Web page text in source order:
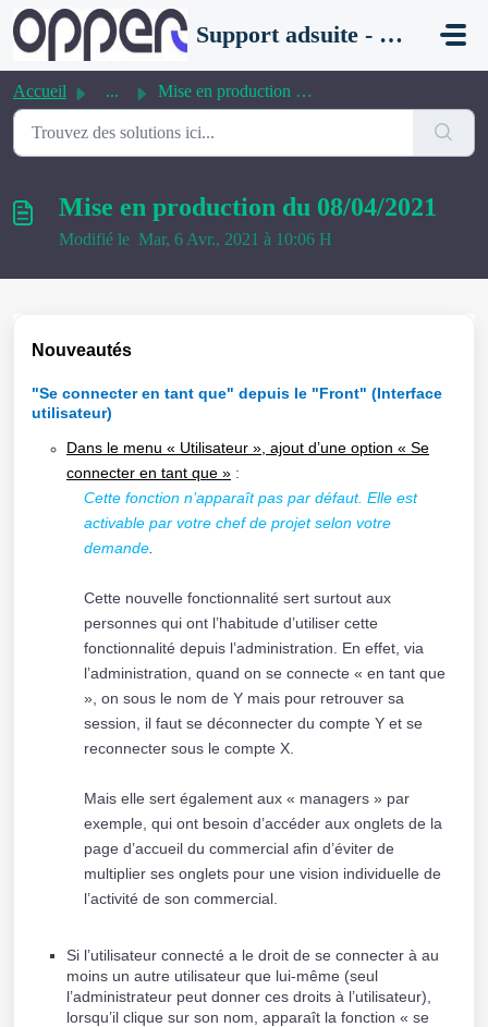
Passer au contenu principal
Support adsuite - aloha
Accueil ... Mise en production du 08/04/2021
Mise en production du 08/04/2021
Modifié le Mar, 6 Avr., 2021 à 10:06 H
Nouveautés
"Se connecter en tant que" depuis le "Front" (Interface
utilisateur)
Dans le menu « Utilisateur », ajout d’une option « Se
connecter en tant que » :
Cette fonction n’apparaît pas par défaut. Elle est
activable par votre chef de projet selon votre
demande
Cette nouvelle fonctionnalité sert surtout aux
personnes qui ont l’habitude d’utiliser cette
fonctionnalité depuis l’administration. En effet, via
l’administration, quand on se connecte « en tant que
», on sous le nom de Y mais pour retrouver sa
session, il faut se déconnecter du compte Y et se
reconnecter sous le compte X.
Mais elle sert également aux « managers » par
exemple, qui ont besoin d’accéder aux onglets de la
page d’accueil du commercial afin d’éviter de
multiplier ses onglets pour une vision individuelle de
l’activité de son commercial.
Si l’utilisateur connecté a le droit de se connecter à au
moins un autre utilisateur que lui-même (seul
l’administrateur peut donner ces droits à l’utilisateur),
lorsqu’il clique sur son nom, apparaît la fonction « se